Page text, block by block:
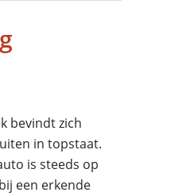
bevindt zich
in topstaat.
is steeds op
een erkende